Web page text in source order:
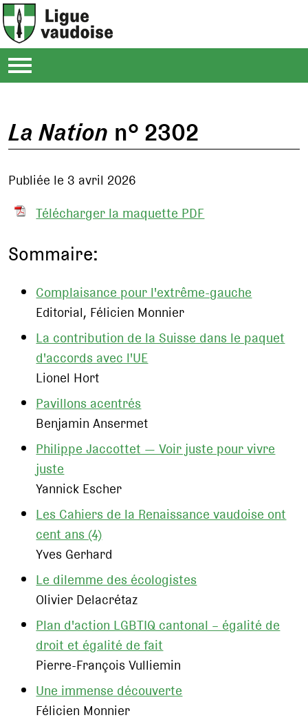
La Nation n° 2302
Publiée le 3 avril 2026
Télécharger la maquette PDF
Sommaire:
Complaisance pour l'extrême-gauche
Editorial, Félicien Monnier
La contribution de la Suisse dans le paquet
d'accords avec l'UE
Lionel Hort
Pavillons acentrés
Benjamin Ansermet
Philippe Jaccottet — Voir juste pour vivre
juste
Yannick Escher
Les Cahiers de la Renaissance vaudoise ont
cent ans (4)
Yves Gerhard
Le dilemme des écologistes
Olivier Delacrétaz
Plan d'action LGBTIQ cantonal – égalité de
droit et égalité de fait
Pierre-François Vulliemin
Une immense découverte
Félicien Monnier